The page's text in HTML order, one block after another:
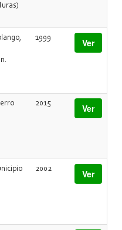
1999 Ver
2015 Ver
2002 Ver